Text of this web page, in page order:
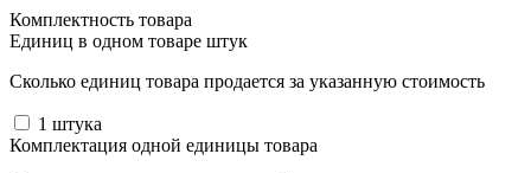
Комплектность товара
Единиц в одном товаре штук
Сколько единиц товара продается за указанную стоимость
1 штука
Комплектация одной единицы товара